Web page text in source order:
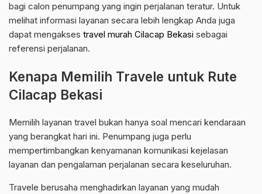
bagi calon penumpang yang ingin perjalanan teratur. Untuk
melihat informasi layanan secara lebih lengkap Anda juga
dapat mengakses travel murah Cilacap Bekasi sebagai
referensi perjalanan.
Kenapa Memilih Travele untuk Rute
Cilacap Bekasi
Memilih layanan travel bukan hanya soal mencari kendaraan
yang berangkat hari ini. Penumpang juga perlu
mempertimbangkan kenyamanan komunikasi kejelasan
layanan dan pengalaman perjalanan secara keseluruhan.
Travele berusaha menghadirkan layanan yang mudah